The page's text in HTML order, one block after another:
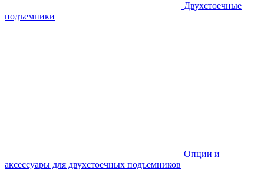
Двухстоечные
подъемники
Опции и
аксессуары для двухстоечных подъемников